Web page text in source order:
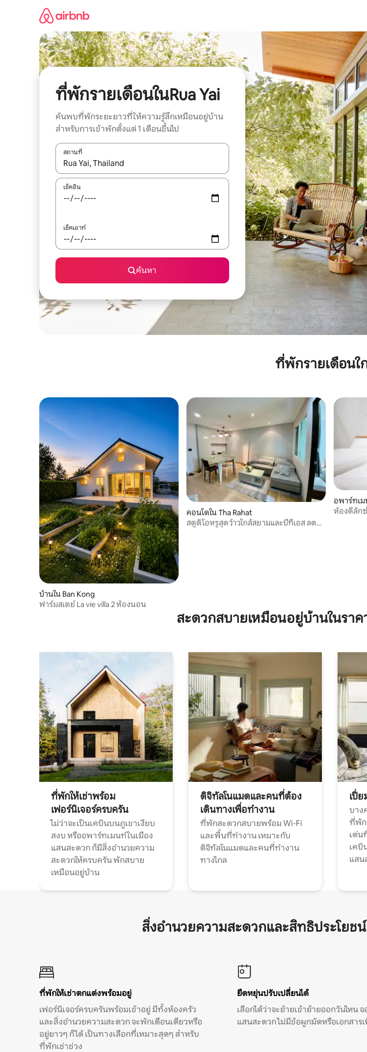
ที่พักรายเดือนในRua Yai
ค้นพบที่พักระยะยาวที่ให้ความรู้สึกเหมือนอยู่บ้าน
สำหรับการเข้าพักตั้งแต่ 1 เดือนขึ้นไป
สถานที่
ใช้ลูกศรขึ้นลง หรือใช้การสัมผัสหรือปัด เพื่อสำรวจผลการค้นหา
เช็คอิน
เช็คเอาท์
ค้นหา
ที่พักรายเดือนใ
บ้านใน Ban Kong
ฟาร์มสเตย์ La vie villa 2 ห้องนอน
คอนโดใน Tha Rahat
สตูดิโอหรูสุดว้าวใกล้สยามและบีทีเอส ลด
อพาร์ทเม
ห้องดีลัก
สะดวกสบายเหมือนอยู่บ้านในรา
ที่พักให้เช่าพร้อม
เฟอร์นิเจอร์ครบครัน
ไม่ว่าจะเป็นเคบินบนภูเขาเงียบ
สงบ หรืออพาร์ทเมนท์ในเมือง
แสนสะดวก ก็มีสิ่งอำนวยความ
สะดวกให้ครบครัน พักสบาย
เหมือนอยู่บ้าน
ดิจิทัลโนแมดและคนที่ต้อง
เดินทางเพื่อทำงาน
ที่พักสะดวกสบายพร้อม Wi-Fi
และพื้นที่ทำงาน เหมาะกับ
ดิจิทัลโนแมดและคนที่ทำงาน
ทางไกล
เปี่ย
บาง
ที่พัก
เด่น
เคบิ
แสน
สิ่งอำนวยความสะดวกและสิทธิประโยช
ที่พักให้เช่าตกแต่งพร้อมอยู่
เฟอร์นิเจอร์ครบครันพร้อมเข้าอยู่ มีทั้งห้องครัว
และสิ่งอำนวยความสะดวก จะพักเดือนเดียวหรือ
อยู่ยาวๆ ก็ได้ เป็นทางเลือกที่เหมาะสุดๆ สำหรับ
ที่พักเช่าช่วง
ยืดหยุ่นปรับเปลี่ยนได้
เลือกได้ว่าจะย้ายเข้าย้ายออกวันไหน
แสนสะดวก ไม่มีข้อผูกมัดหรือเอกสาร